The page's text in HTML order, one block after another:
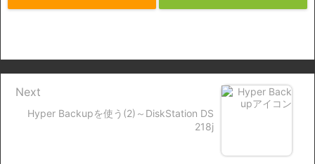
Hyper Backupを使う(2)～DiskStation DS
218j
Next